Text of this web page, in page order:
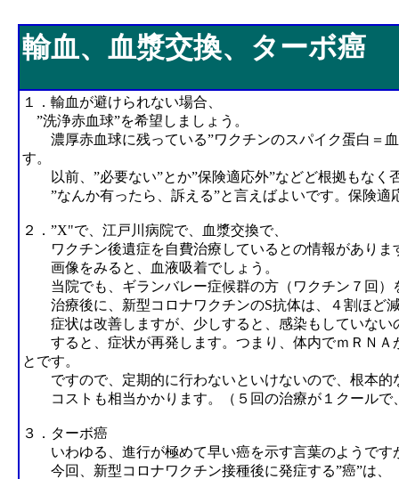
輸血、血漿交換、ターボ癌
１．輸血が避けられない場合、
”洗浄赤血球”を希望しましょう。
濃厚赤血球に残っている”ワクチンのスパイク蛋白＝血
す。
以前、”必要ない”とか”保険適応外”などど根拠もなく
”なんか有ったら、訴える”と言えばよいです。保険適
２．”X"で、江戸川病院で、血漿交換で、
ワクチン後遺症を自費治療しているとの情報がありま
画像をみると、血液吸着でしょう。
当院でも、ギランバレー症候群の方（ワクチン７回）
治療後に、新型コロナワクチンのS抗体は、４割ほど
症状は改善しますが、少しすると、感染もしていない
すると、症状が再発します。つまり、体内でｍＲＮＡ
とです。
ですので、定期的に行わないといけないので、根本的
コストも相当かかります。（５回の治療が１クールで
３．ターボ癌
いわゆる、進行が極めて早い癌を示す言葉のようです
今回、新型コロナワクチン接種後に発症する”癌”は、